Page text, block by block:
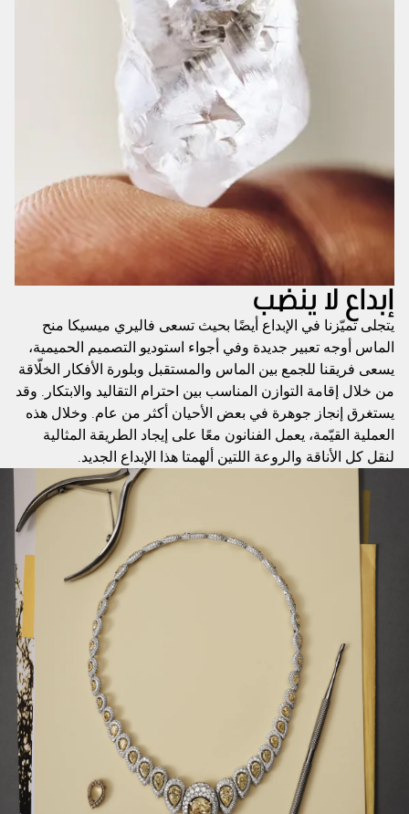
إبداع لا ينضب
يتجلى تميّزنا في الإبداع أيضًا بحيث تسعى فاليري ميسيكا منح
الماس أوجه تعبير جديدة وفي أجواء استوديو التصميم الحميمية،
يسعى فريقنا للجمع بين الماس والمستقبل وبلورة الأفكار الخلّاقة
من خلال إقامة التوازن المناسب بين احترام التقاليد والابتكار. وقد
يستغرق إنجاز جوهرة في بعض الأحيان أكثر من عام. وخلال هذه
العملية القيّمة، يعمل الفنانون معًا على إيجاد الطريقة المثالية
لنقل كل الأناقة والروعة اللتين ألهمتا هذا الإبداع الجديد.